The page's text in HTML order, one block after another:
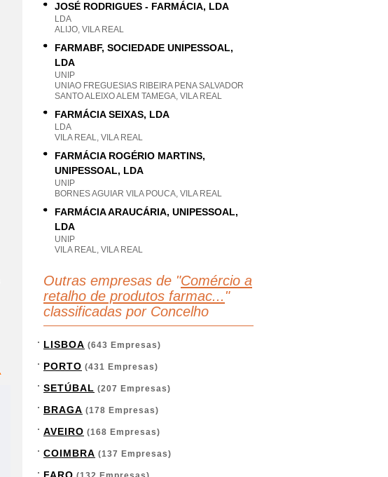
JOSÉ RODRIGUES - FARMÁCIA, LDA
LDA
ALIJO, VILA REAL
FARMABF, SOCIEDADE UNIPESSOAL,
LDA
UNIP
UNIAO FREGUESIAS RIBEIRA PENA SALVADOR
SANTO ALEIXO ALEM TAMEGA, VILA REAL
FARMÁCIA SEIXAS, LDA
LDA
VILA REAL, VILA REAL
FARMÁCIA ROGÉRIO MARTINS,
UNIPESSOAL, LDA
UNIP
BORNES AGUIAR VILA POUCA, VILA REAL
FARMÁCIA ARAUCÁRIA, UNIPESSOAL,
LDA
UNIP
VILA REAL, VILA REAL
Outras empresas de "Comércio a
retalho de produtos farmac... "
classificadas por Concelho
LISBOA (643 Empresas)
PORTO (431 Empresas)
SETÚBAL (207 Empresas)
BRAGA (178 Empresas)
AVEIRO (168 Empresas)
COIMBRA (137 Empresas)